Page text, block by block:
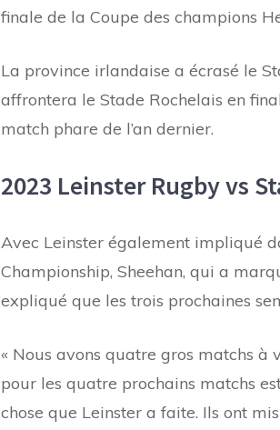
finale de la Coupe des champions
La province irlandaise a écrasé le
affrontera le Stade Rochelais en
match phare de l’an dernier.
2023 Leinster Rugby vs
Avec Leinster également impliqué
Championship, Sheehan, qui a
expliqué que les trois prochaines
« Nous avons quatre gros matchs
pour les quatre prochains matchs
chose que Leinster a faite. Ils ont